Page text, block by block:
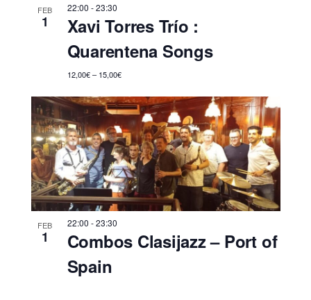
FEB
1
22:00 -23:30
Xavi Torres Trío :
Quarentena Songs
12,00€ – 15,00€
FEB
1
22:00 -23:30
Combos Clasijazz – Port of
Spain